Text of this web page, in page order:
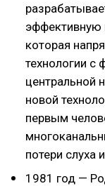
эффективную
которая
технологии с
центральной
новой
первым
потери слуха
1981 год —